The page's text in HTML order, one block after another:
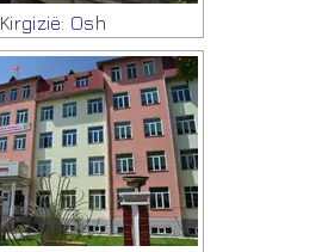
Kirgizië: Osh